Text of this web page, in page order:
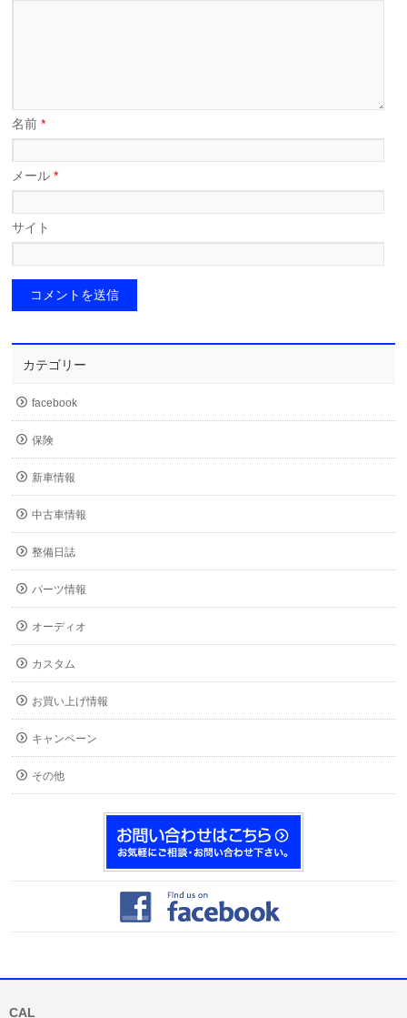
名前*
メール*
サイト
カテゴリー
facebook
保険
新車情報
中古車情報
整備日誌
パーツ情報
オーディオ
カスタム
お買い上げ情報
キャンペーン
その他
CAL